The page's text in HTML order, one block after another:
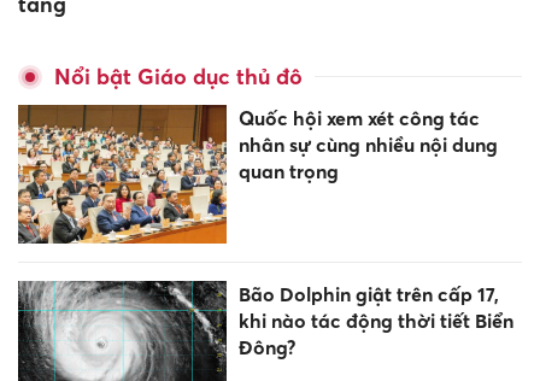
Nổi bật Giáo dục thủ đô
Quốc hội xem xét công tác
nhân sự cùng nhiều nội dung
quan trọng
Bão Dolphin giật trên cấp 17,
khi nào tác động thời tiết Biển
Đông?